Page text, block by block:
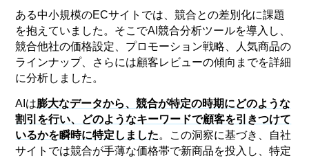
ある中小規模のECサイトでは、競合との差別化に課題
を抱えていました。そこでAI競合分析ツールを導入し、
競合他社の価格設定、プロモーション戦略、人気商品の
ラインナップ、さらには顧客レビューの傾向までを詳細
に分析しました。
AIは膨大なデータから、競合が特定の時期にどのような
割引を行い、どのようなキーワードで顧客を引きつけて
いるかを瞬時に特定しました。この洞察に基づき、自社
サイトでは競合が手薄な価格帯で新商品を投入し、特定